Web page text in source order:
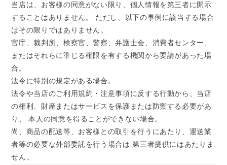
当店は、お客様の同意がない限り、個人情報を第三者に開示
することはありません。 ただし、以下の事例に該当する場合
はその限りではありません。
官庁、裁判所、検察官、警察、弁護士会、消費者センター、
またはそれらに準じる権限を有する機関から要請があった場
合。
法令に特別の規定がある場合。
法令や当店のご利用規約・注意事項に反する行動から、当店
の権利、財産またはサービスを保護または防禦する必要があ
り、 本人の同意を得ることができない場合。
尚、商品の配送等、お客様との取引を行うにあたり、運送業
者等の必要な外部委託を行う場合は 第三者提供にはあたりま
せん。